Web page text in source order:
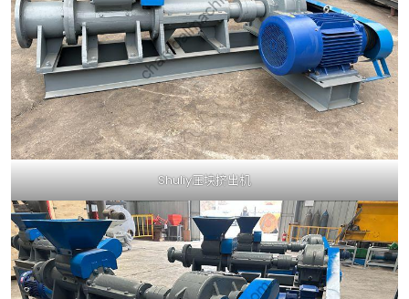
Shuliy压块挤出机